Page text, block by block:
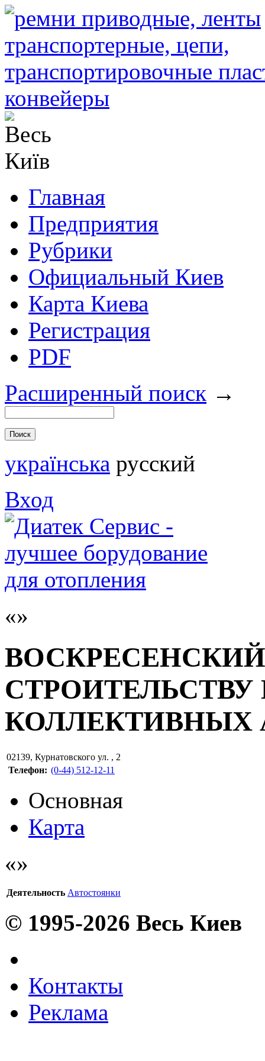
Главная
Предприятия
Рубрики
Официальный Киев
Карта Киева
Регистрация
PDF
Расширенный поиск →
українська русский
Вход
КОЛЛЕКТИВНЫХ
02139, Курнатовского ул. , 2
Телефон: (0-44) 512-12-11
Основная
Карта
Деятельность Автостоянки
© 1995-2026 Весь Киев
Контакты
Реклама